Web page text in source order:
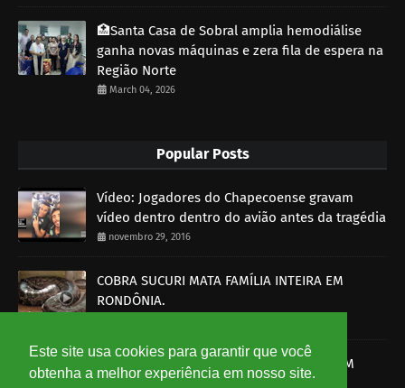
Este site usa cookies para garantir que você
obtenha a melhor experiência em nosso site.
🏥Santa Casa de Sobral amplia hemodiálise
ganha novas máquinas e zera fila de espera na
Região Norte
March 04, 2026
Popular Posts
Vídeo: Jogadores do Chapecoense gravam
vídeo dentro dentro do avião antes da tragédia
novembro 29, 2016
COBRA SUCURI MATA FAMÍLIA INTEIRA EM
RONDÔNIA.
SOBRAL-CE: HOMEM É MORTO A BALA E PM
DETÉM UM SUSPEITO